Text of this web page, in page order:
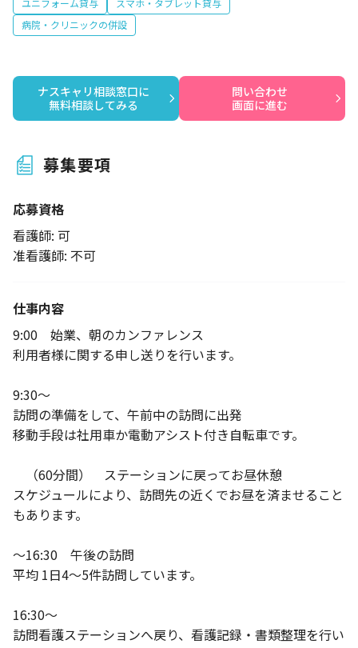
ユニフォーム貸与
スマホ・タブレット貸与
病院・クリニックの併設
ナスキャリ相談窓口に
無料相談してみる
問い合わせ
画面に進む
募集要項
応募資格
看護師: 可
准看護師: 不可
仕事内容
9:00 始業、朝のカンファレンス
利用者様に関する申し送りを行います。
9:30～
訪問の準備をして、午前中の訪問に出発
移動手段は社用車か電動アシスト付き自転車です。
（60分間） ステーションに戻ってお昼休憩
スケジュールにより、訪問先の近くでお昼を済ませること
もあります。
～16:30 午後の訪問
平均 1日4～5件訪問しています。
16:30～
訪問看護ステーションへ戻り、看護記録・書類整理を行い